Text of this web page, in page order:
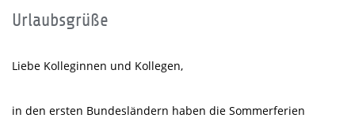
Urlaubsgrüße
Liebe Kolleginnen und Kollegen,
in den ersten Bundesländern haben die Sommerferien